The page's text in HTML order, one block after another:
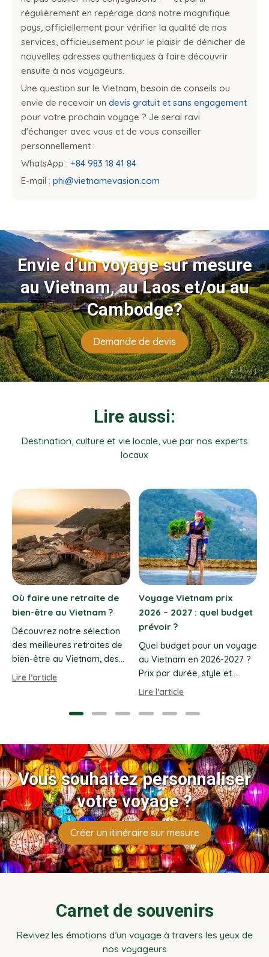
régulièrement en repérage dans notre magnifique
pays, officiellement pour vérifier la qualité de nos
services, officieusement pour le plaisir de dénicher de
nouvelles adresses authentiques à faire découvrir
ensuite à nos voyageurs.
Une question sur le Vietnam, besoin de conseils ou
envie de recevoir un devis gratuit et sans engagement
pour votre prochain voyage ? Je serai ravi
d'échanger avec vous et de vous conseiller
personnellement :
WhatsApp : +84 983 18 41 84
E-mail : phi@vietnamevasion.com
Envie d’un voyage sur mesure
au Vietnam, au Laos et/ou au
Cambodge?
Demande de devis
Lire aussi:
Destination, culture et vie locale, vue par nos experts
locaux
Hanoï à Hué : distance,
durée et meilleurs
transports
Comment aller de Hanoï à
Hué ? Comparez avion, train
de nuit ou bus couchette :
meilleur trajet.
Guide des Ecolodges au
Vietnam – Voyage
durable
Découvrez notre sélection
d’écolodges au Vietnam.
Entre rizières, jungles et
Delta du Mékong, vivez un
Vietnam Evasion.
Lire l’article
Vous souhaitez personnaliser
votre voyage ?
Créer un itinéraire sur mesure
Carnet de souvenirs
Revivez les émotions d’un voyage à travers les yeux de
nos voyageurs